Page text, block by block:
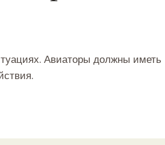
Авиаторы должны иметь